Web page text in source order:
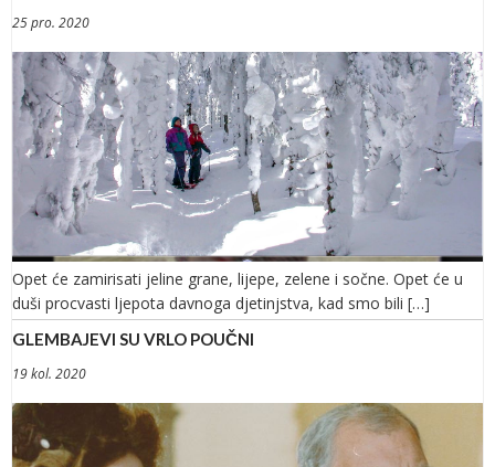
25 pro. 2020
Opet će zamirisati jeline grane, lijepe, zelene i sočne. Opet će u
duši procvasti ljepota davnoga djetinjstva, kad smo bili […]
GLEMBAJEVI SU VRLO POUČNI
19 kol. 2020